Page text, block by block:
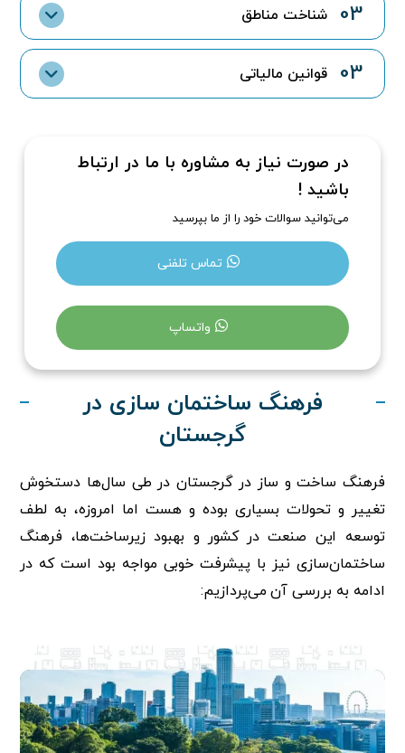
03 شناخت مناطق
03 قوانین مالیاتی
در صورت نیاز به مشاوره با ما در ارتباط
باشید !
می‌توانید سوالات خود را از ما بپرسید
تماس تلفنی
واتساپ
فرهنگ ساختمان سازی در
گرجستان
فرهنگ ساخت و ساز در گرجستان در طی سال‌ها دستخوش
تغییر و تحولات بسیاری بوده و هست اما امروزه، به لطف
توسعه این صنعت در کشور و بهبود زیرساخت‌ها، فرهنگ
ساختمان‌سازی نیز با پیشرفت خوبی مواجه بود است که در
ادامه به بررسی آن می‌پردازیم: